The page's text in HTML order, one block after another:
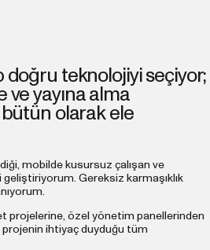
doğru teknolojiyi seçiyor;
ve yayına alma
olarak ele
mobilde kusursuz çalışan ve
Gereksiz karmaşıklık
projelerine, özel yönetim panellerinden
projenin ihtiyaç duyduğu tüm